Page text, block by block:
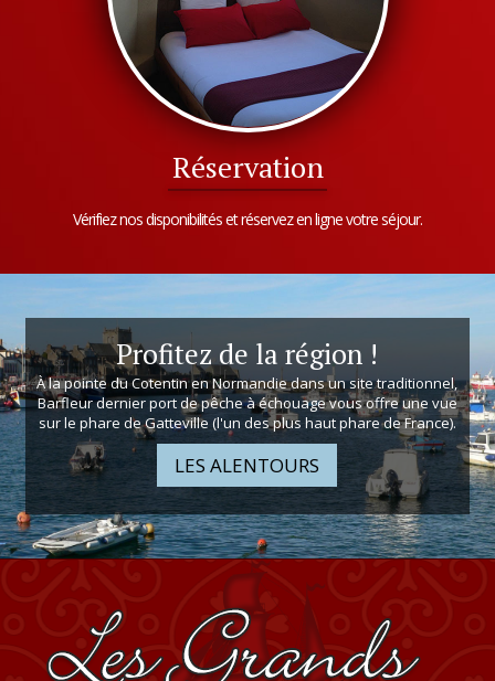
Réservation
Vérifiez nos disponibilités et réservez en ligne votre séjour.
Profitez de la région !
À la pointe du Cotentin en Normandie dans un site traditionnel,
Barfleur dernier port de pêche à échouage vous offre une vue
sur le phare de Gatteville (l'un des plus haut phare de France).
LES ALENTOURS